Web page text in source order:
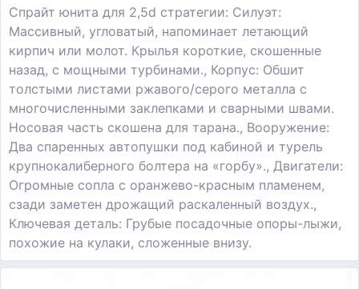
Спрайт юнита для 2,5d стратегии: Силуэт:
Массивный, угловатый, напоминает летающий
кирпич или молот. Крылья короткие, скошенные
назад, с мощными турбинами., Корпус: Обшит
толстыми листами ржавого/серого металла с
многочисленными заклепками и сварными швами.
Носовая часть скошена для тарана., Вооружение:
Два спаренных автопушки под кабиной и турель
крупнокалиберного болтера на «горбу»., Двигатели:
Огромные сопла с оранжево-красным пламенем,
сзади заметен дрожащий раскаленный воздух.,
Ключевая деталь: Грубые посадочные опоры-лыжи,
похожие на кулаки, сложенные внизу.